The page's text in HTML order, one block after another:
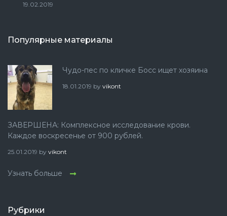
19.02.2019
Популярные материалы
Чудо-пес по кличке Босс ищет хозяина
18.01.2019 by vikont
ЗАВЕРШЕНА: Комплексное исследование крови.
Каждое воскресенье от 900 рублей.
25.01.2019 by vikont
Узнать больше
Рубрики